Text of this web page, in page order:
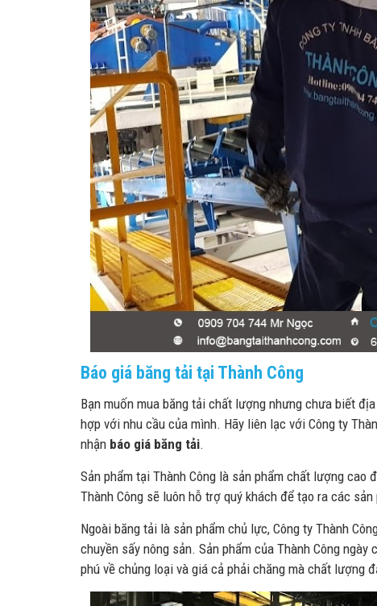
Báo giá băng tải tại Thành Công
Bạn muốn mua băng tải chất lượng nhưng chưa biết
hợp với nhu cầu của mình. Hãy liên lạc với Công ty
nhận báo giá băng tải.
Sản phẩm tại Thành Công là sản phẩm chất lượng
Thành Công sẽ luôn hỗ trợ quý khách để tạo ra các
Ngoài băng tải là sản phẩm chủ lực, Công ty Thành
chuyền sấy nông sản. Sản phẩm của Thành Công
phú về chủng loại và giá cả phải chăng mà chất lượng